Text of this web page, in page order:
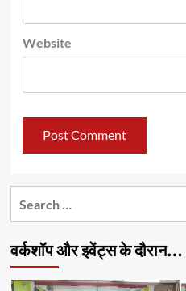
Website
वर्कशॉप और इवेंट्स के दौरान…